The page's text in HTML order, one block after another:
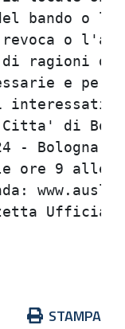
STAMPA